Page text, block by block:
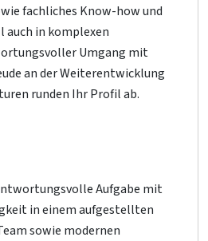
fachliches Know-how und
auch in komplexen
Umgang mit
an der Weiterentwicklung
runden Ihr Profil ab.
Aufgabe mit
in einem aufgestellten
sowie modernen